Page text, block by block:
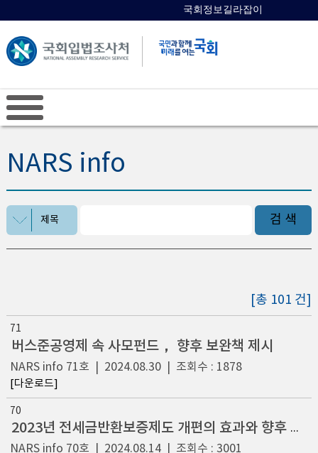
국회정보길라잡이
NARS info
제목 검 색
[총 101 건]
71
버스준공영제 속 사모펀드， 향후 보완책 제시
NARS info 71호 2024.08.30| 조회수 : 1878
[다운로드]
70
2023년 전세금반환보증제도 개편의 효과와 향후 임차인 보호방안
NARS info 70호 2024.08.14| 조회수 : 3001